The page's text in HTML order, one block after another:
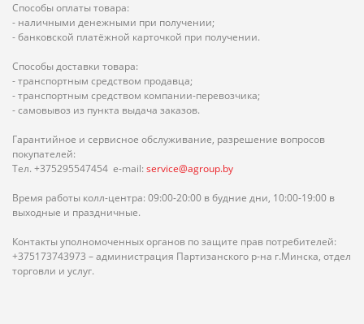
Способы оплаты товара:
- наличными денежными при получении;
- банковской платёжной карточкой при получении.
Способы доставки товара:
- транспортным средством продавца;
- транспортным средством компании-перевозчика;
- самовывоз из пункта выдача заказов.
Гарантийное и сервисное обслуживание, разрешение вопросов
покупателей:
Тел. +375295547454 e-mail: service@agroup.by
Время работы колл-центра: 09:00-20:00 в будние дни, 10:00-19:00 в
выходные и праздничные.
Контакты уполномоченных органов по защите прав потребителей:
+375173743973 – администрация Партизанского р-на г.Минска, отдел
торговли и услуг.